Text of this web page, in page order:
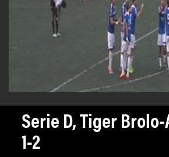
Serie D, Tiger
1-2